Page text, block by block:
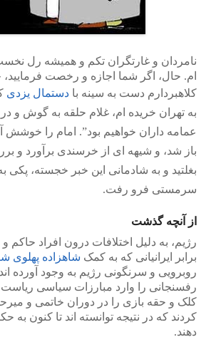
نامردان و غارتگران تکم و همیشه رل
ام. حال، اگر شما اجازه و رخصت
کلاهبردارم دست به سینه با دستمال یزدی
به تهران خریده ام، غلام حلقه به گوش و در
عمامه داران خواهیم بود”. امام را خوشش
باز شد، و شیهه ای از خرسندی برآورد و
بغلتید و به شادمانی این خبر خجسته، پکی
سرمستی فرو رفت.
از آنچه گذشت
رژیم، به دلیل اختلافات درون افراد حاکم
برابر ایرانیانی که به کمک شاهزاده پهلوی
روبرویی و سرنگونی رژیم به وجود آورده
رفسنجانی را وارد مبارزات سیاسی ریاست
کلک و حقه بازی را در دوران خاتمی و
کردند که در نتیجه توانسته اند تا کنون به
دهند.